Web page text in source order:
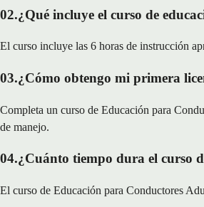
02.¿Qué incluye el curso de
El curso incluye las 6 horas de instrucción
03.¿Cómo obtengo mi primera
Completa un curso de Educación para
de manejo.
04.¿Cuánto tiempo dura el curso
El curso de Educación para Conductores